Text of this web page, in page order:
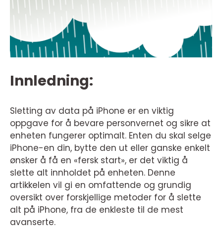
Innledning:
Sletting av data på iPhone er en viktig
oppgave for å bevare personvernet og sikre at
enheten fungerer optimalt. Enten du skal selge
iPhone-en din, bytte den ut eller ganske enkelt
ønsker å få en «fersk start», er det viktig å
slette alt innholdet på enheten. Denne
artikkelen vil gi en omfattende og grundig
oversikt over forskjellige metoder for å slette
alt på iPhone, fra de enkleste til de mest
avanserte.